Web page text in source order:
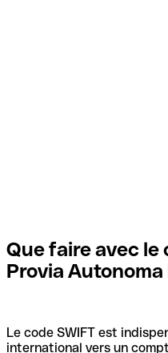
Que faire avec le
Provia Autonoma
Le code SWIFT est
international vers un